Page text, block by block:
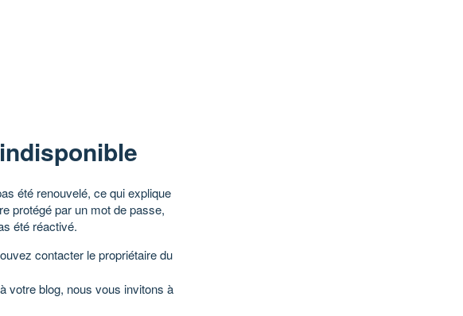
été renouvelé, ce qui explique
protégé par un mot de passe,
été réactivé.
contacter le propriétaire du
votre blog, nous vous invitons à